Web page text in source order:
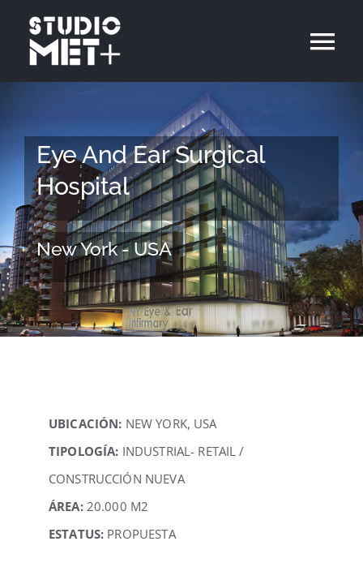
content
Proyectos
Contacto
Español
Eye And Ear Surgical
Hospital
New York - USA
UBICACIÓN: NEW YORK, USA
TIPOLOGÍA: INDUSTRIAL- RETAIL /
CONSTRUCCIÓN NUEVA
ÁREA:20.000 M2
ESTATUS: PROPUESTA